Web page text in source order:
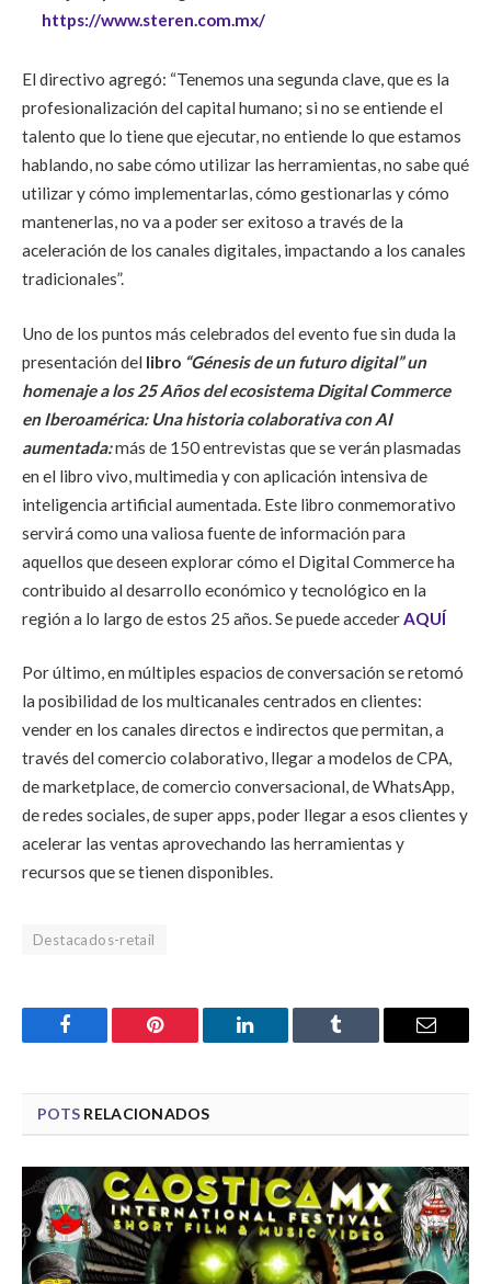
https://www.steren.com.mx/
El directivo agregó: “Tenemos una segunda clave, que es la
profesionalización del capital humano; si no se entiende el
talento que lo tiene que ejecutar, no entiende lo que estamos
hablando, no sabe cómo utilizar las herramientas, no sabe qué
utilizar y cómo implementarlas, cómo gestionarlas y cómo
mantenerlas, no va a poder ser exitoso a través de la
aceleración de los canales digitales, impactando a los canales
tradicionales”.
Uno de los puntos más celebrados del evento fue sin duda la
presentación del libro “Génesis de un futuro digital” un
homenaje a los 25 Años del ecosistema Digital Commerce
en Iberoamérica: Una historia colaborativa con AI
aumentada:más de 150 entrevistas que se verán plasmadas
en el libro vivo, multimedia y con aplicación intensiva de
inteligencia artificial aumentada. Este libro conmemorativo
servirá como una valiosa fuente de información para
aquellos que deseen explorar cómo el Digital Commerce ha
contribuido al desarrollo económico y tecnológico en la
región a lo largo de estos 25 años. Se puede acceder AQUÍ
Por último, en múltiples espacios de conversación se retomó
la posibilidad de los multicanales centrados en clientes:
vender en los canales directos e indirectos que permitan, a
través del comercio colaborativo, llegar a modelos de CPA,
de marketplace, de comercio conversacional, de WhatsApp,
de redes sociales, de super apps, poder llegar a esos clientes y
acelerar las ventas aprovechando las herramientas y
recursos que se tienen disponibles.
Destacados-retail
Facebook Pinterest LinkedIn Tumblr Email
POTS RELACIONADOS